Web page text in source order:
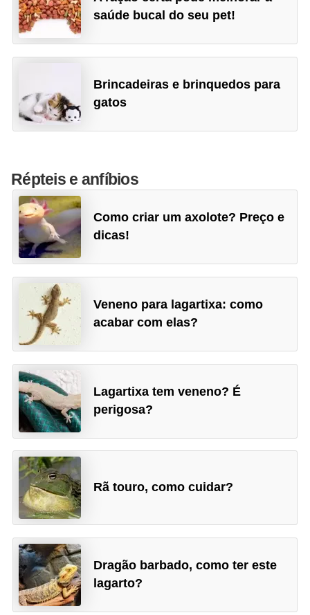
saúde bucal do seu pet!
Brincadeiras e brinquedos para
gatos
Répteis e anfíbios
Como criar um axolote? Preço e
dicas!
Veneno para lagartixa: como
acabar com elas?
Lagartixa tem veneno? É
perigosa?
Rã touro, como cuidar?
Dragão barbado, como ter este
lagarto?
c
s
v
e
r
n
m
e
n
t
a
i
s
C
ã
e
s
,
c
a
c
h
o
r